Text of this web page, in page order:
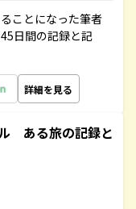
ことになった筆者
日間の記録と記
詳細を見る
ある旅の記録と